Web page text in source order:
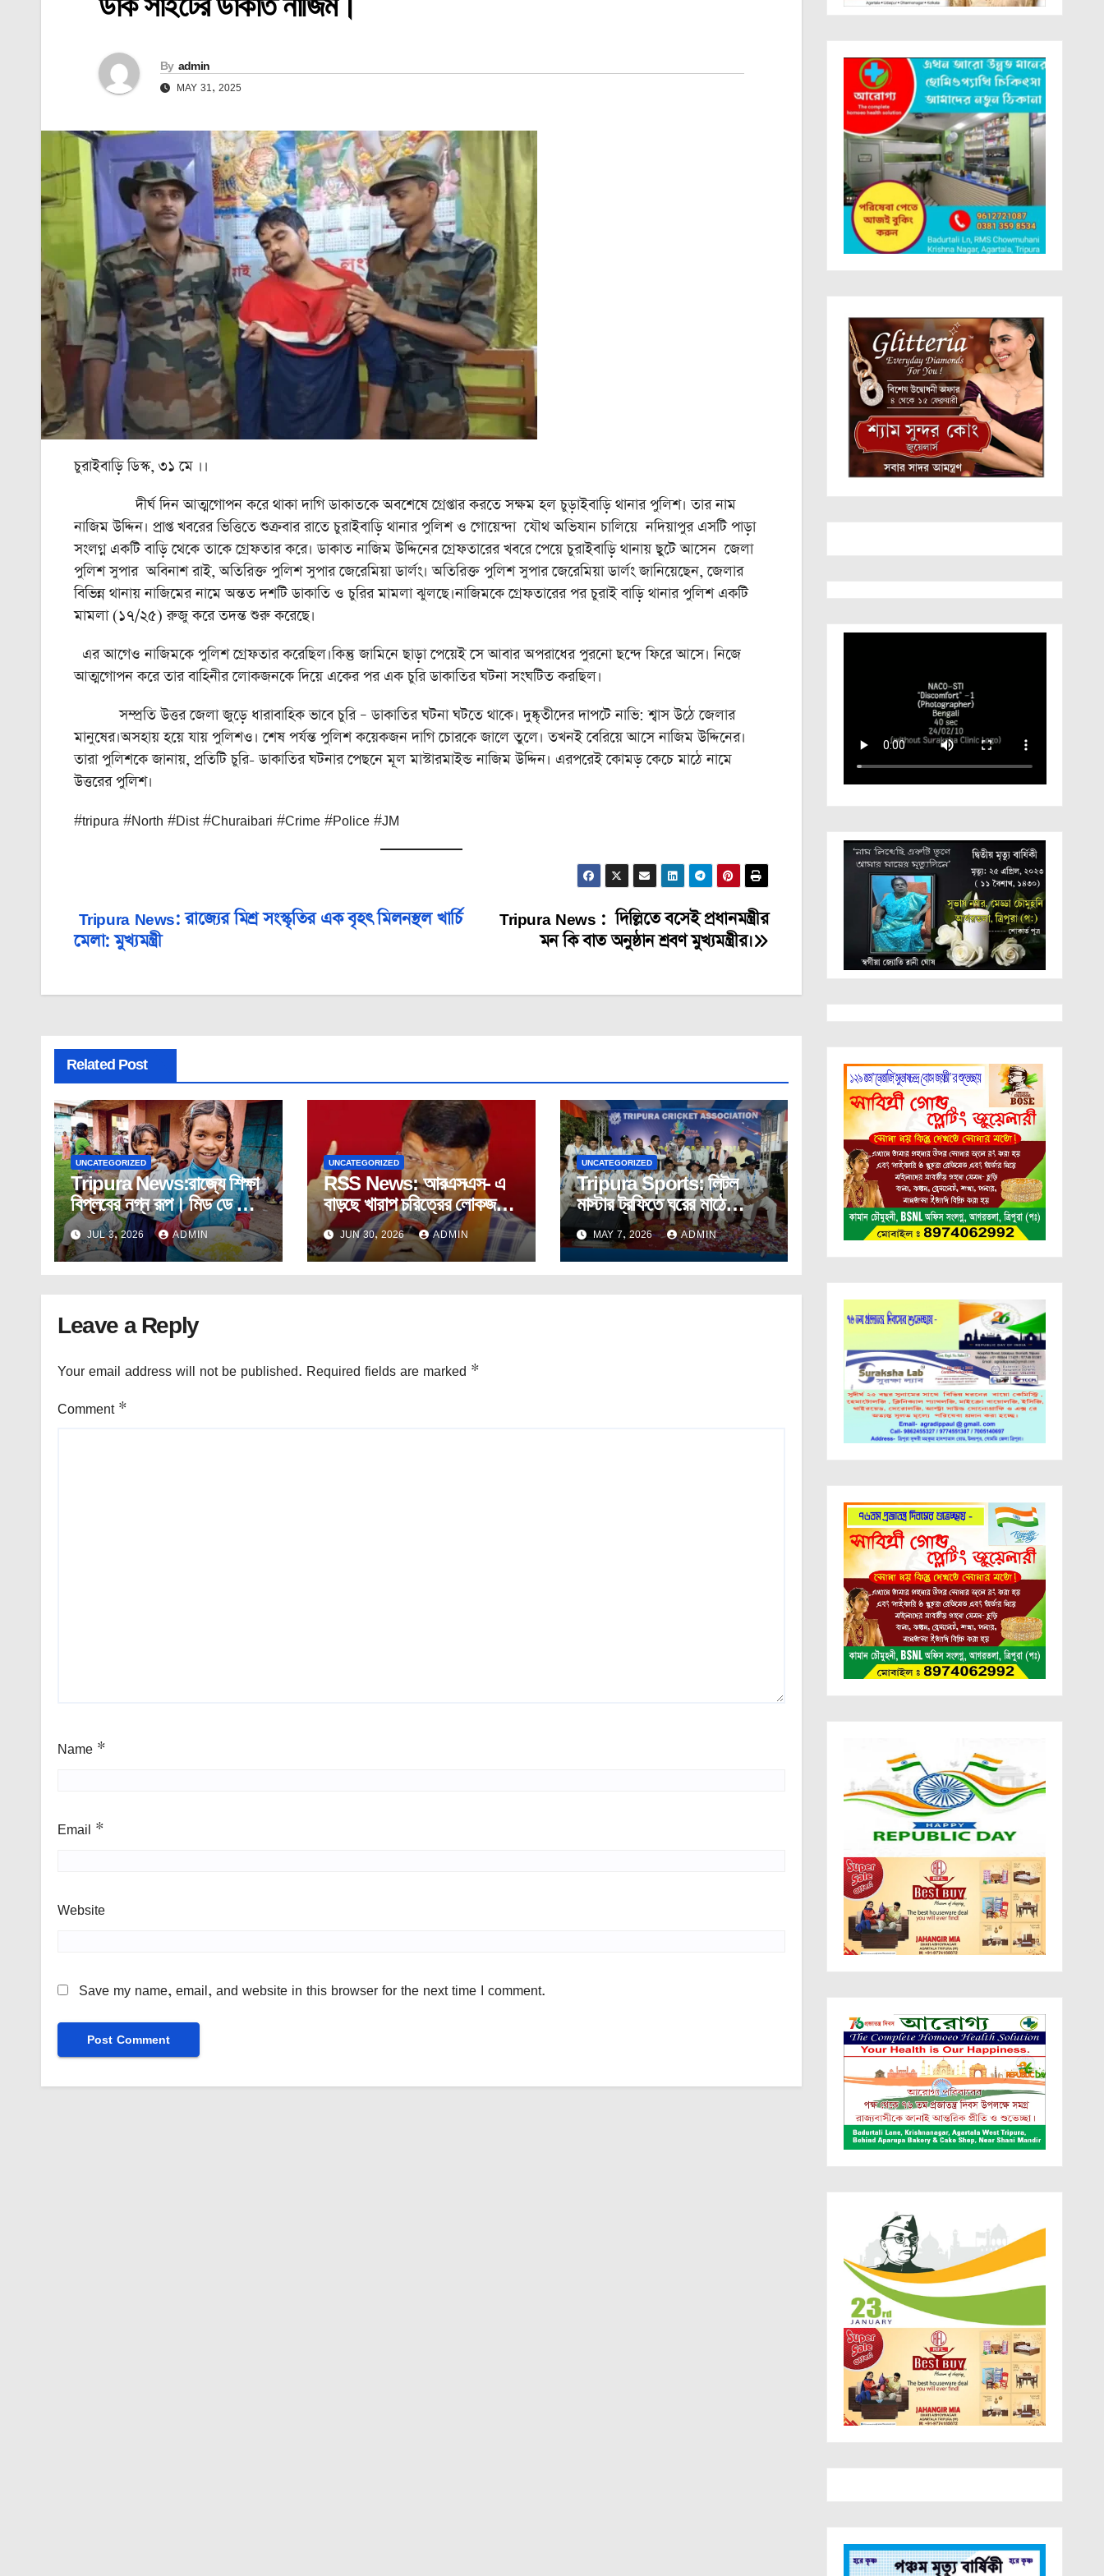
By admin
MAY 31, 2025
চুরাইবাড়ি ডিস্ক, ৩১ মে ।।
দীর্ঘ দিন আত্মগোপন করে থাকা দাগি ডাকাতকে অবশেষে গ্রেপ্তার করতে সক্ষম হল চুড়াইবাড়ি থানার পুলিশ। তার নাম
নাজিম উদ্দিন। প্রাপ্ত খবরের ভিত্তিতে শুক্রবার রাতে চুরাইবাড়ি থানার পুলিশ ও গোয়েন্দা যৌথ অভিযান চালিয়ে নদিয়াপুর এসটি পাড়া
সংলগ্ন একটি বাড়ি থেকে তাকে গ্রেফতার করে। ডাকাত নাজিম উদ্দিনের গ্রেফতারের খবরে পেয়ে চুরাইবাড়ি থানায় ছুটে আসেন জেলা
পুলিশ সুপার অবিনাশ রাই, অতিরিক্ত পুলিশ সুপার জেরেমিয়া ডার্লং। অতিরিক্ত পুলিশ সুপার জেরেমিয়া ডার্লং জানিয়েছেন, জেলার
বিভিন্ন থানায় নাজিমের নামে অন্তত দশটি ডাকাতি ও চুরির মামলা ঝুলছে।নাজিমকে গ্রেফতারের পর চুরাই বাড়ি থানার পুলিশ একটি
মামলা (১৭/২৫) রুজু করে তদন্ত শুরু করেছে।
এর আগেও নাজিমকে পুলিশ গ্রেফতার করেছিল।কিন্তু জামিনে ছাড়া পেয়েই সে আবার অপরাধের পুরনো ছন্দে ফিরে আসে। নিজে
আত্মগোপন করে তার বাহিনীর লোকজনকে দিয়ে একের পর এক চুরি ডাকাতির ঘটনা সংঘটিত করছিল।
সম্প্রতি উত্তর জেলা জুড়ে ধারাবাহিক ভাবে চুরি – ডাকাতির ঘটনা ঘটতে থাকে। দুষ্কৃতীদের দাপটে নাভি: শ্বাস উঠে জেলার
মানুষের।অসহায় হয়ে যায় পুলিশও। শেষ পর্যন্ত পুলিশ কয়েকজন দাগি চোরকে জালে তুলে। তখনই বেরিয়ে আসে নাজিম উদ্দিনের।
তারা পুলিশকে জানায়, প্রতিটি চুরি- ডাকাতির ঘটনার পেছনে মূল মাস্টারমাইন্ড নাজিম উদ্দিন। এরপরেই কোমড় কেচে মাঠে নামে
উত্তরের পুলিশ।
#tripura #North #Dist #Churaibari #Crime #Police #JM
Post
navigation
Tripura News : দিল্লিতে বসেই প্রধানমন্ত্রীর
মন কি বাত অনুষ্ঠান শ্রবণ মুখ্যমন্ত্রীর।
Tripura News: রাজ্যের মিশ্র সংস্কৃতির এক বৃহৎ মিলনস্থল খার্চি
মেলা: মুখ্যমন্ত্রী
Related Post
UNCATEGORIZED
Tripura News:রাজ্যে শিক্ষা
বিপ্লবের নগ্ন রূপ। মিড ডে মিলে
ছাত্রদের পাতে কাঁচা ডিম।
JUL 3, 2026 ADMIN
UNCATEGORIZED
RSS News: আরএসএস- এ
বাড়ছে খারাপ চরিত্রের লোকজনের
ভিড়:বিজয়বর্গীয়
JUN 30, 2026 ADMIN
UNCATEGORIZED
Tripura Sports: লিটল
মাস্টার ট্রফিতে ঘরের মাঠে
আসামের কাছে ত্রিপুরার পরাজয়।
MAY 7, 2026 ADMIN
Leave a Reply
Your email address will not be published. Required fields are marked *
Comment *
Name *
Email *
Website
Save my name, email, and website in this browser for the next time I comment.